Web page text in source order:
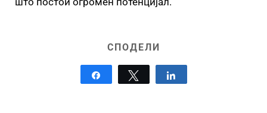
СПОДЕЛИ
Tweet